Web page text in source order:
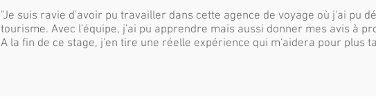
"Je suis ravie d'avoir pu travailler dans cette agence de voyage où j'ai pu
tourisme. Avec l'équipe, j'ai pu apprendre mais aussi donner mes avis à
A la fin de ce stage, j'en tire une réelle expérience qui m'aidera pour plus